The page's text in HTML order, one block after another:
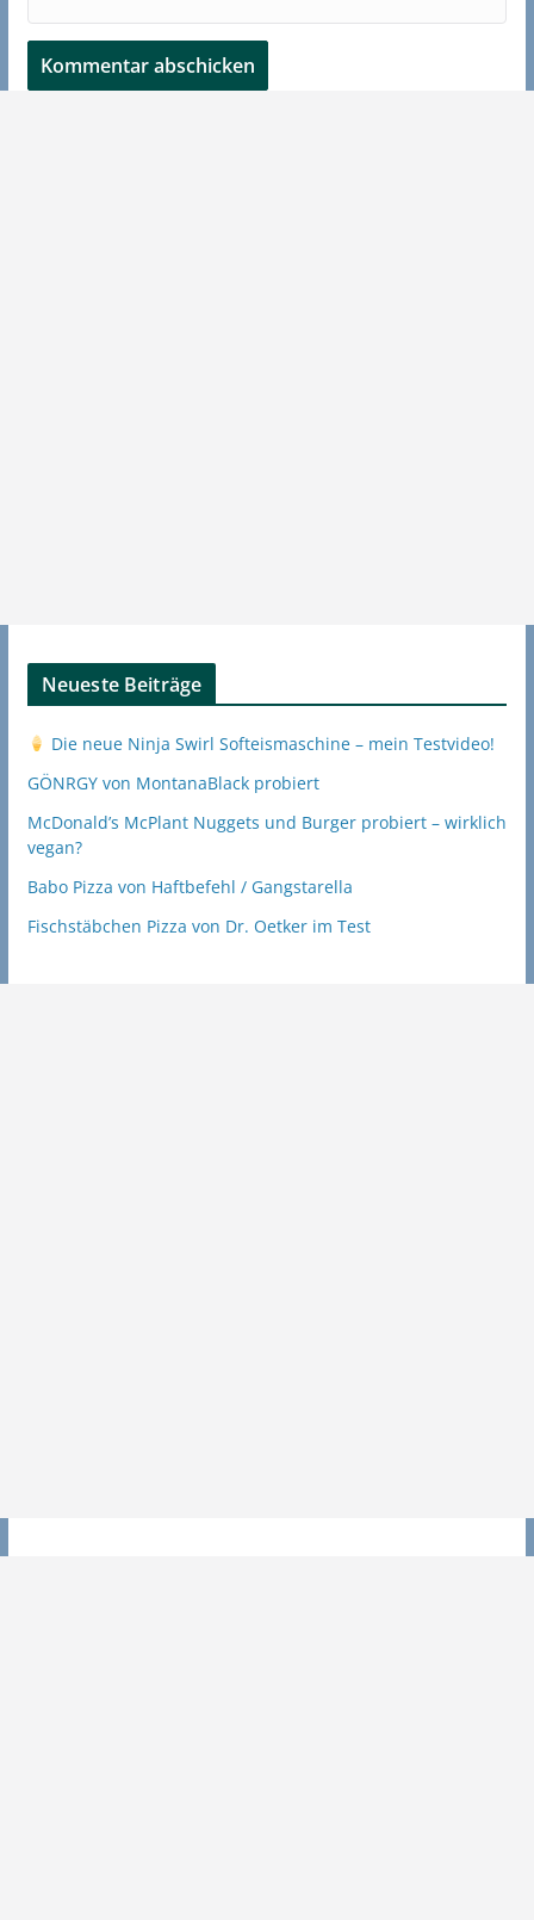
Neueste Beiträge
Die neue Ninja Swirl Softeismaschine – mein Testvideo!
GÖNRGY von MontanaBlack probiert
McDonald’s McPlant Nuggets und Burger probiert – wirklich
vegan?
Babo Pizza von Haftbefehl / Gangstarella
Fischstäbchen Pizza von Dr. Oetker im Test